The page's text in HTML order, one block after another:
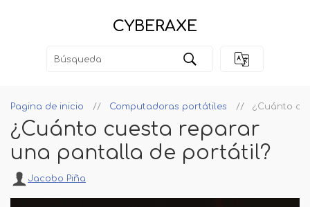
CYBERAXE
Pagina de inicio Computadoras portátiles ¿Cuánto
¿Cuánto cuesta reparar
una pantalla de portátil?
Jacobo Piña